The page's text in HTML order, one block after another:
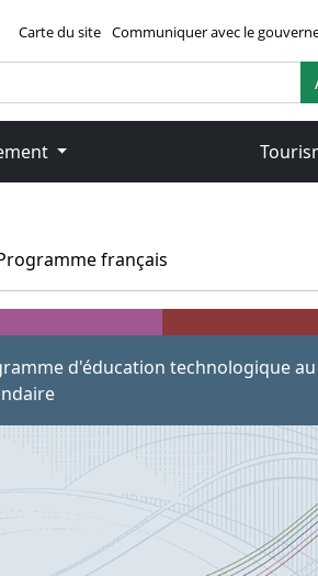
Carte du site Communiquer avec le
français
d'éducation technologique au